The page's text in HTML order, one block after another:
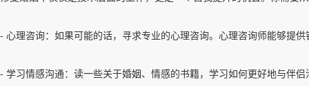
- 心理咨询：如果可能的话，寻求专业的心理咨询。心理咨询师能够提
- 学习情感沟通：读一些关于婚姻、情感的书籍，学习如何更好地与伴